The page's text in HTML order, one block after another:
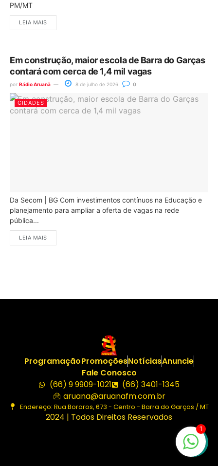
PM/MT
LEIA MAIS
Em construção, maior escola de Barra do Garças
contará com cerca de 1,4 mil vagas
por Rádio Aruanã 8 de julho de 2026 0
CIDADES
Da Secom | BG Com investimentos contínuos na Educação e
planejamento para ampliar a oferta de vagas na rede
pública...
LEIA MAIS
ProgramaçãoPromoçõesNotíciasAnuncie
Fale Conosco
(66) 9 9909-1021
(66) 3401-1345
aruana@aruanafm.com.br
Endereço: Rua Bororos, 673 - Centro - Barra do Garças / MT
2024 | Todos Direitos Reservados
1